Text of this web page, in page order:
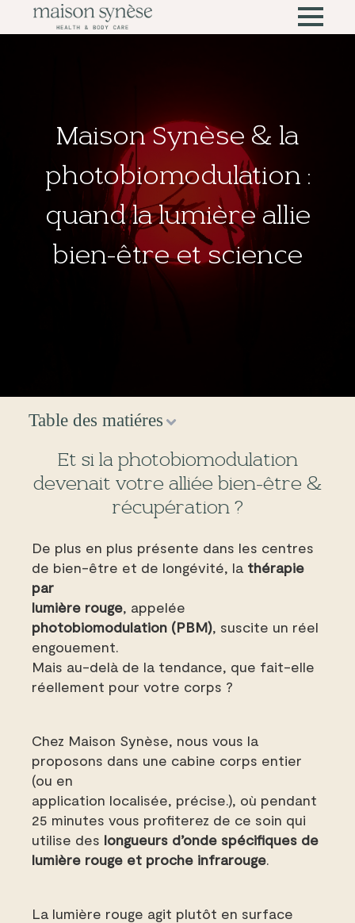
Maison Synèse & la
photobiomodulation :
quand la lumière allie
bien-être et science
Table des matiéres
Et si la photobiomodulation
devenait votre alliée bien-être &
récupération ?
De plus en plus présente dans les centres
de bien-être et de longévité, la thérapie
par
lumière rouge, appelée
photobiomodulation (PBM), suscite un réel
engouement.
Mais au-delà de la tendance, que fait-elle
réellement pour votre corps ?
Chez Maison Synèse, nous vous la
proposons dans une cabine corps entier
(ou en
application localisée, précise.), où pendant
25 minutes vous profiterez de ce soin qui
utilise des longueurs d’onde spécifiques de
lumière rouge et proche infrarouge.
La lumière rouge agit plutôt en surface